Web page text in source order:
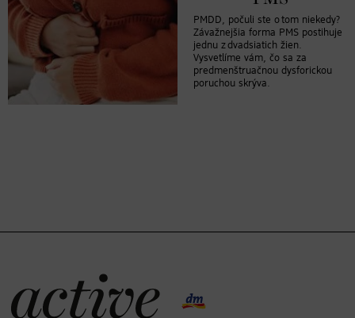
PMDD, počuli ste o tom niekedy?
Závažnejšia forma PMS postihuje
jednu z dvadsiatich žien.
Vysvetlíme vám, čo sa za
predmenštruačnou dysforickou
poruchou skrýva.